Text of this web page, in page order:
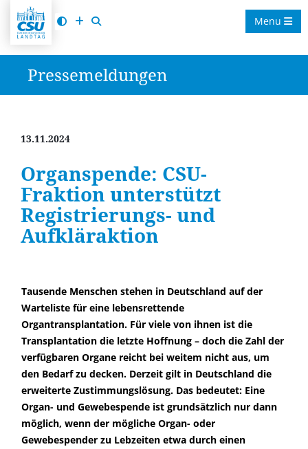
Menu
Pressemeldungen
13.11.2024
Organspende: CSU-
Fraktion unterstützt
Registrierungs- und
Aufkläraktion
Tausende Menschen stehen in Deutschland auf der
Warteliste für eine lebensrettende
Organtransplantation. Für viele von ihnen ist die
Transplantation die letzte Hoffnung – doch die Zahl der
verfügbaren Organe reicht bei weitem nicht aus, um
den Bedarf zu decken. Derzeit gilt in Deutschland die
erweiterte Zustimmungslösung. Das bedeutet: Eine
Organ- und Gewebespende ist grundsätzlich nur dann
möglich, wenn der mögliche Organ- oder
Gewebespender zu Lebzeiten etwa durch einen